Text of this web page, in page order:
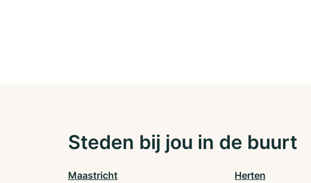
Steden bij jou in de buurt
Maastricht Herten